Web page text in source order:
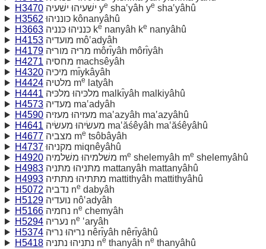
H3470
ישׁעיהוּ ישׁעיה ye sha‛yâh ye sha‛yâhû
H3562
כּונניהוּ kônanyâhû
H3663
כּנניהוּ כּנניה ke nanyâh ke nanyâhû
H4153
מועדיה mô‛adyâh
H4179
מריּה מוריּה môrı̂yâh môrı̂yâh
H4271
מחסיה machsêyâh
H4320
מיכיה mı̂ykâyâh
H4424
מלטיה me
laṭyâh
H4441
מלכּיהוּ מלכּיּה malkı̂yâh malkiyâhû
H4573
מעדיה ma‛adyâh
H4590
מעזיהוּ מעזיה ma‛azyâh ma‛azyâhû
H4641
מעשׂיהוּ מעשׂיה ma‛ăśêyâh ma‛ăśêyâhû
H4677
מצביה me tsôbâyâh
H4737
מקניהוּ miqnêyâhû
H4920
משׁלמיהוּ משׁלמיה me shelemyâh me shelemyâhû
H4983
מתּניהוּ מתּניה mattanyâh mattanyâhû
H4993
מתּתיהוּ מתּתיה mattithyâh mattithyâhû
H5072
נדביה ne dabyâh
H5129
נועדיה nô‛adyâh
H5166
נחמיה ne chemyâh
H5294
נעריה ne ‛aryâh
H5374
נריּהוּ נריּה nêrı̂yâh nêrı̂yâhû
H5418
נתניהוּ נתניה ne thanyâh ne thanyâhû